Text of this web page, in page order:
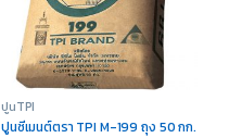
ปูนTPI
ปูนซีเมนต์ตรา TPI M-199 ถุง 50 กก.